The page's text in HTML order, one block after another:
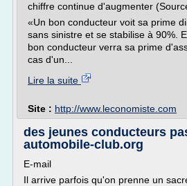
chiffre continue d'augmenter
«Un bon conducteur voit sa prime
sans sinistre et se stabilise à 90%.
bon conducteur verra sa prime
cas d'un...
Lire la suite
Site : http://www.leconomiste.com
des jeunes conducteurs
automobile-club.org
E-mail
Il arrive parfois qu'on prenne un